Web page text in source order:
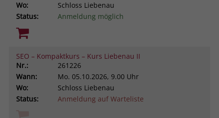
Wo:
Schloss Liebenau
Status:
Anmeldung möglich
SEO – Kompaktkurs – Kurs Liebenau II
Nr.:
261226
Wann:
Mo. 05.10.2026, 9.00 Uhr
Wo:
Schloss Liebenau
Status:
Anmeldung auf Warteliste